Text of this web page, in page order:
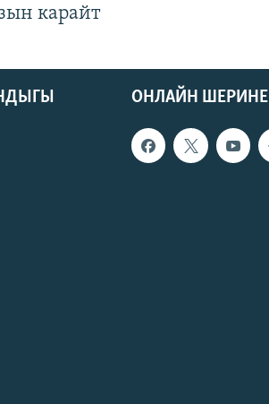
карайт
ОНЛАЙН ШЕРИНЕ